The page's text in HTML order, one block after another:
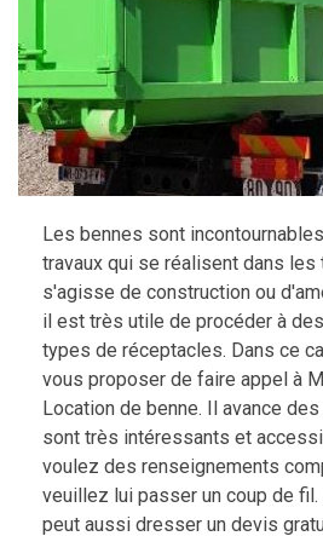
Les bennes sont
travaux qui se réalisent dans les
s'agisse de construction ou
il est très utile de procéder à
types de réceptacles. Dans ce
vous proposer de faire appel à
Location de benne. Il avance
sont très intéressants et
voulez des renseignements
veuillez lui passer un coup de
peut aussi dresser un devis